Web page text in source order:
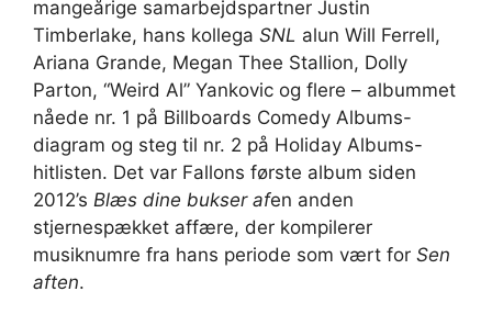
mangeårige samarbejdspartner Justin
Timberlake, hans kollega SNL alun Will Ferrell,
Ariana Grande, Megan Thee Stallion, Dolly
Parton, “Weird Al” Yankovic og flere – albummet
nåede nr. 1 på Billboards Comedy Albums-
diagram og steg til nr. 2 på Holiday Albums-
hitlisten. Det var Fallons første album siden
2012’s Blæs dine bukser afen anden
stjernespækket affære, der kompilerer
musiknumre fra hans periode som vært for Sen
aften.